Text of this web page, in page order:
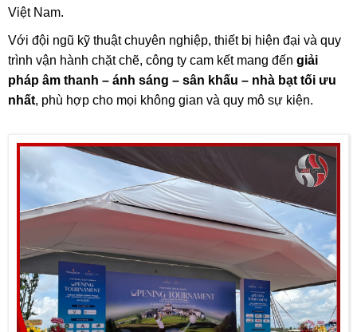
Việt Nam.
Với đội ngũ kỹ thuật chuyên nghiệp, thiết bị hiện đại và quy
trình vận hành chặt chẽ, công ty cam kết mang đến giải
pháp âm thanh – ánh sáng – sân khấu – nhà bạt tối ưu
nhất, phù hợp cho mọi không gian và quy mô sự kiện.